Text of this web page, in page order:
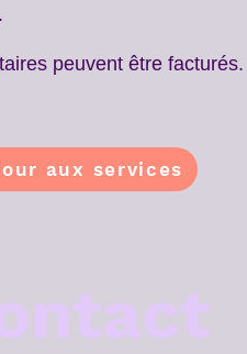
peuvent être
aux services